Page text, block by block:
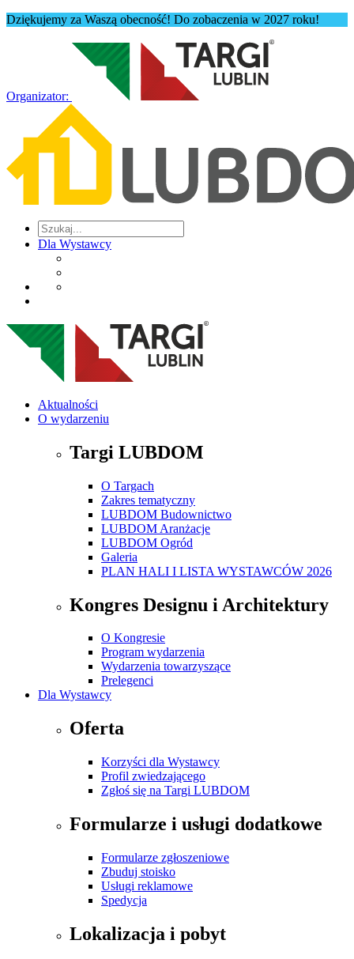
Dziękujemy za Waszą obecność! Do zobaczenia w 2027 roku!
Organizator:
Dla Wystawcy
Aktualności
O wydarzeniu
Targi LUBDOM
O Targach
Zakres tematyczny
LUBDOM Budownictwo
LUBDOM Aranżacje
LUBDOM Ogród
Galeria
PLAN HALI I LISTA WYSTAWCÓW 2026
Kongres Designu i Architektury
O Kongresie
Program wydarzenia
Wydarzenia towarzyszące
Prelegenci
Dla Wystawcy
Oferta
Korzyści dla Wystawcy
Profil zwiedzającego
Zgłoś się na Targi LUBDOM
Formularze i usługi dodatkowe
Formularze zgłoszeniowe
Zbuduj stoisko
Usługi reklamowe
Spedycja
Lokalizacja i pobyt